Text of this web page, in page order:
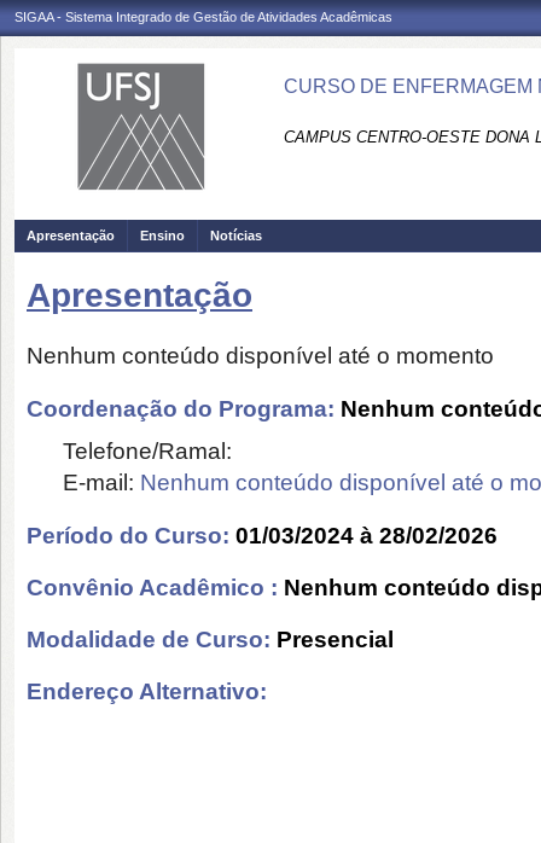
SIGAA - Sistema Integrado de Gestão de Atividades Acadêmicas
CURSO DE ENFERMAGEM
CAMPUS CENTRO-OESTE DONA
Apresentação Ensino Notícias
Apresentação
Nenhum conteúdo disponível até o momento
Coordenação do Programa: Nenhum
Telefone/Ramal:
E-mail: Nenhum conteúdo disponível até o
Período do Curso: 01/03/2024 à 28/02/2026
Convênio Acadêmico : Nenhum conteúdo
Modalidade de Curso: Presencial
Endereço Alternativo: